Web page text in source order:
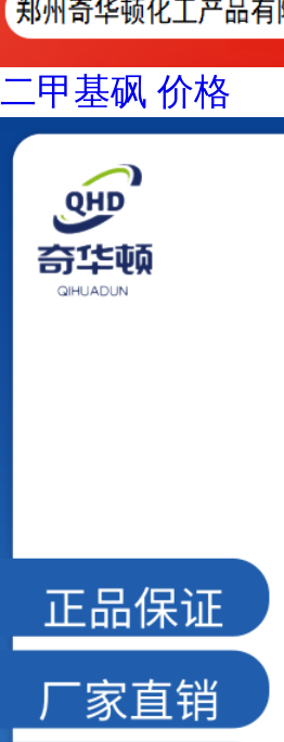
二甲基砜 价格